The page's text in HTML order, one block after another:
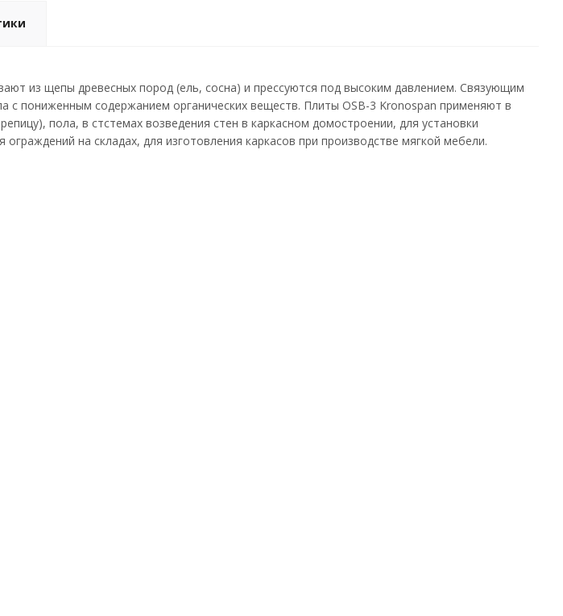
из щепы древесных пород (ель, сосна) и прессуются под высоким давлением. Связующим
с пониженным содержанием органических веществ. Плиты OSB-3 Kronospan применяют в
пола, в стстемах возведения стен в каркасном домостроении, для установки
на складах, для изготовления каркасов при производстве мягкой мебели.